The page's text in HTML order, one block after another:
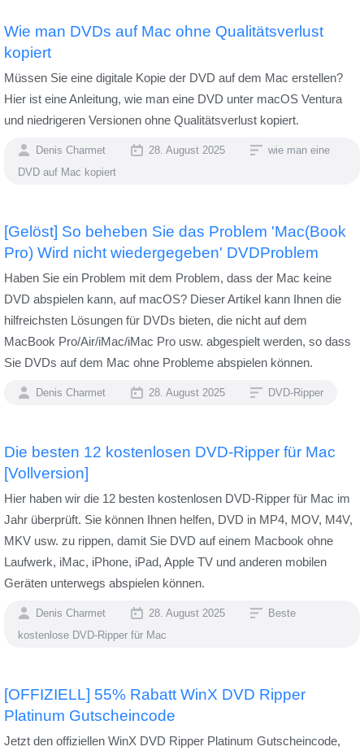
Wie man DVDs auf Mac ohne Qualitätsverlust
kopiert
Müssen Sie eine digitale Kopie der DVD auf dem Mac erstellen?
Hier ist eine Anleitung, wie man eine DVD unter macOS Ventura
und niedrigeren Versionen ohne Qualitätsverlust kopiert.
Denis Charmet 28. August 2025
wie man eine
DVD auf Mac kopiert
[Gelöst] So beheben Sie das Problem 'Mac(Book
Pro) Wird nicht wiedergegeben' DVDProblem
Haben Sie ein Problem mit dem Problem, dass der Mac keine
DVD abspielen kann, auf macOS? Dieser Artikel kann Ihnen die
hilfreichsten Lösungen für DVDs bieten, die nicht auf dem
MacBook Pro/Air/iMac/iMac Pro usw. abgespielt werden, so dass
Sie DVDs auf dem Mac ohne Probleme abspielen können.
Denis Charmet 28. August 2025 DVD-Ripper
Die besten 12 kostenlosen DVD-Ripper für Mac
[Vollversion]
Hier haben wir die 12 besten kostenlosen DVD-Ripper für Mac im
Jahr überprüft. Sie können Ihnen helfen, DVD in MP4, MOV, M4V,
MKV usw. zu rippen, damit Sie DVD auf einem Macbook ohne
Laufwerk, iMac, iPhone, iPad, Apple TV und anderen mobilen
Geräten unterwegs abspielen können.
Denis Charmet 28. August 2025
Beste
kostenlose DVD-Ripper für Mac
[OFFIZIELL] 55% Rabatt WinX DVD Ripper
Platinum Gutscheincode
Jetzt den offiziellen WinX DVD Ripper Platinum Gutscheincode,